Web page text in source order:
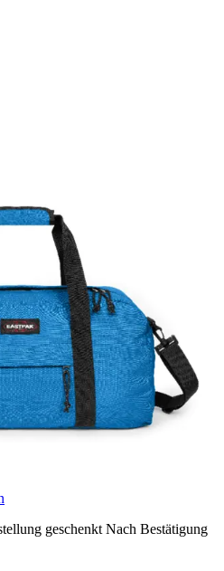
geschenkt Nach Bestätigung